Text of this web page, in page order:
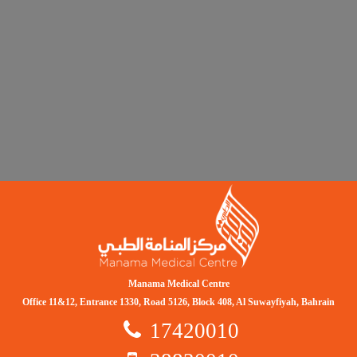
Manama Medical Centre
Office 11&12, Entrance 1330, Road 5126, Block 408, Al Suwayfiyah, Bahrain
17420010